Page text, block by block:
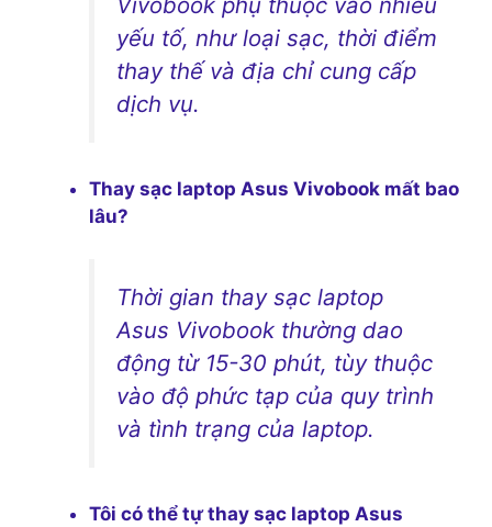
yếu tố, như loại sạc, thời điểm
thay thế và địa chỉ cung cấp
dịch vụ.
Thay sạc laptop Asus Vivobook mất bao
lâu?
Thời gian thay sạc laptop
Asus Vivobook thường dao
động từ 15-30 phút, tùy thuộc
vào độ phức tạp của quy trình
và tình trạng của laptop.
Tôi có thể tự thay sạc laptop Asus